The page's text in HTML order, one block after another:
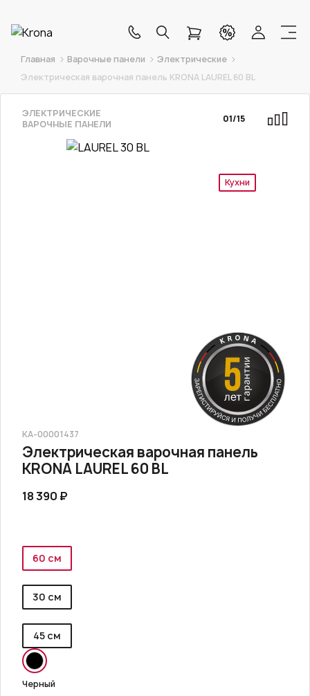
Главная Варочные панели
Электрические
Электрическая варочная панель KRONA LAUREL 60 BL
Кухни
ЭЛЕКТРИЧЕСКИЕ
ВАРОЧНЫЕ ПАНЕЛИ
01/15
КА-00001437
Электрическая варочная панель
KRONA LAUREL 60 BL
18 390 ₽
60 см
30 см
45 см
Черный